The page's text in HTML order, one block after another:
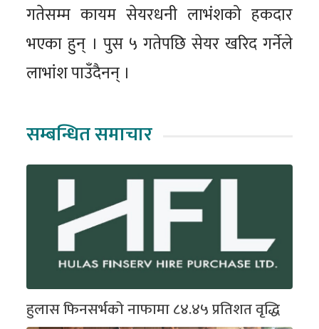
गतेसम्म कायम सेयरधनी लाभंशको हकदार
भएका हुन् । पुस ५ गतेपछि सेयर खरिद गर्नेले
लाभांश पाउँदैनन् ।
सम्बन्धित समाचार
हुलास फिनसर्भको नाफामा ८४.४५ प्रतिशत वृद्धि